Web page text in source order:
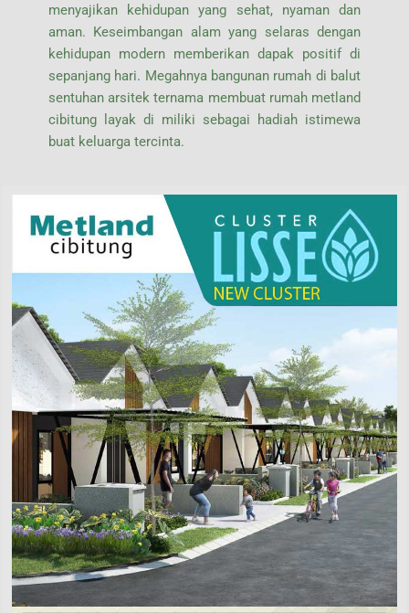
menyajikan kehidupan yang sehat, nyaman dan
aman. Keseimbangan alam yang selaras dengan
kehidupan modern memberikan dapak positif di
sepanjang hari. Megahnya bangunan rumah di balut
sentuhan arsitek ternama membuat rumah metland
cibitung layak di miliki sebagai hadiah istimewa
buat keluarga tercinta.